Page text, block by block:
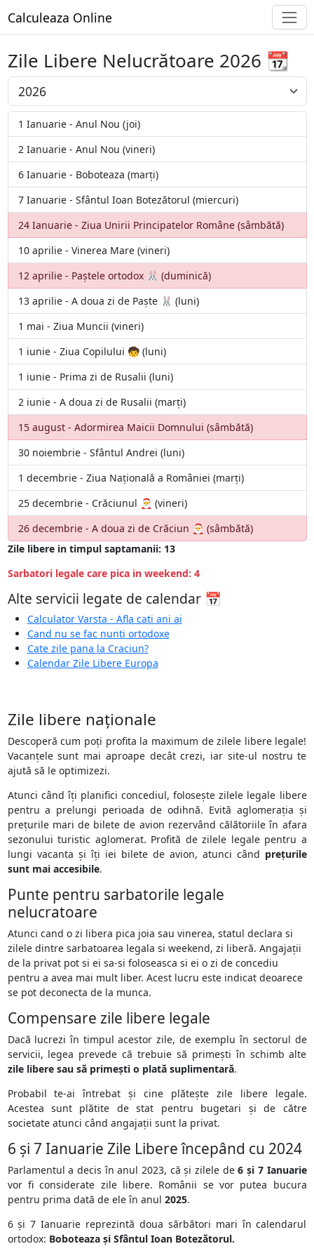
Calculeaza Online
Zile Libere Nelucrătoare 2026 📆
1 Ianuarie - Anul Nou (joi)
2 Ianuarie - Anul Nou (vineri)
6 Ianuarie - Boboteaza (marți)
7 Ianuarie - Sfântul Ioan Botezătorul (miercuri)
24 Ianuarie - Ziua Unirii Principatelor Române (sâmbătă)
10 aprilie - Vinerea Mare (vineri)
12 aprilie - Paștele ortodox 🐰 (duminică)
13 aprilie - A doua zi de Paște 🐰 (luni)
1 mai - Ziua Muncii (vineri)
1 iunie - Ziua Copilului 🧒 (luni)
1 iunie - Prima zi de Rusalii (luni)
2 iunie - A doua zi de Rusalii (marți)
15 august - Adormirea Maicii Domnului (sâmbătă)
30 noiembrie - Sfântul Andrei (luni)
1 decembrie - Ziua Națională a României (marți)
25 decembrie - Crăciunul 🎅 (vineri)
26 decembrie - A doua zi de Crăciun 🎅 (sâmbătă)
Zile libere in timpul saptamanii: 13
Sarbatori legale care pica in weekend: 4
Alte servicii legate de calendar 📅
Calculator Varsta - Afla cati ani ai
Cand nu se fac nunti ortodoxe
Cate zile pana la Craciun?
Calendar Zile Libere Europa
Zile libere naționale
Descoperă cum poți profita la maximum de zilele libere legale!
Vacanțele sunt mai aproape decât crezi, iar site-ul nostru te
ajută să le optimizezi.
Atunci când îți planifici concediul, folosește zilele legale libere
pentru a prelungi perioada de odihnă. Evită aglomerația și
prețurile mari de bilete de avion rezervând călătoriile în afara
sezonului turistic aglomerat. Profită de zilele legale pentru a
lungi vacanta și îți iei bilete de avion, atunci când prețurile
sunt mai accesibile.
Punte pentru sarbatorile legale
nelucratoare
Atunci cand o zi libera pica joia sau vinerea, statul declara si
zilele dintre sarbatoarea legala si weekend, zi liberă. Angajații
de la privat pot si ei sa-si foloseasca si ei o zi de concediu
pentru a avea mai mult liber. Acest lucru este indicat deoarece
se pot deconecta de la munca.
Compensare zile libere legale
Dacă lucrezi în timpul acestor zile, de exemplu în sectorul de
servicii, legea prevede că trebuie să primești în schimb alte
zile libere sau să primești o plată suplimentară.
Probabil te-ai întrebat și cine plătește zile libere legale.
Acestea sunt plătite de stat pentru bugetari și de către
societate atunci când angajații sunt la privat.
6 și 7 Ianuarie Zile Libere începând cu 2024
Parlamentul a decis în anul 2023, că și zilele de6 și 7 Ianuarie
vor fi considerate zile libere. Românii se vor putea bucura
pentru prima dată de ele în anul 2025.
6 și 7 Ianuarie reprezintă doua sărbători mari în calendarul
ortodox: Boboteaza și Sfântul Ioan Botezătorul.